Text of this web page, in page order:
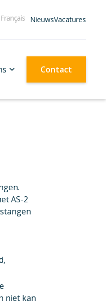
Français NieuwsVacatures
Contact
AS-2
niet kan